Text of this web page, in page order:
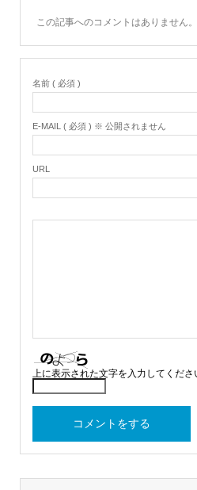
この記事へのコメントはありません。
名前 ( 必須 )
E-MAIL ( 必須 ) ※ 公開されません
URL
上に表示された文字を入力してくださ